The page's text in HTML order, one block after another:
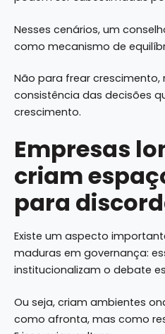
Nesses cenários, um
como mecanismo de
Não para frear
consistência das decisões
crescimento.
Empresas
criam
para
Existe um aspecto
maduras em governança:
institucionalizam o debate
Ou seja, criam ambientes
como afronta, mas como